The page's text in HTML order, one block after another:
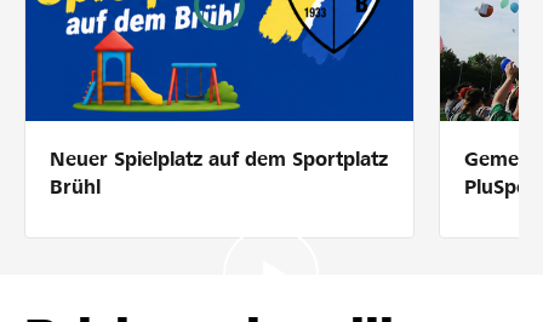
Unterstützen
Hilfe & Support
Partner / Raiffeisenbank
Neuer Spielplatz auf dem Sportplatz
Brühl